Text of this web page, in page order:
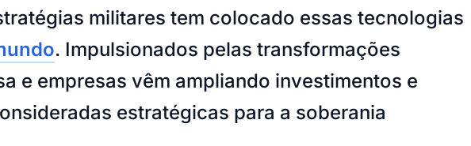
militares tem colocado essas tecnologias
. Impulsionados pelas transformações
e empresas vêm ampliando investimentos e
estratégicas para a soberania